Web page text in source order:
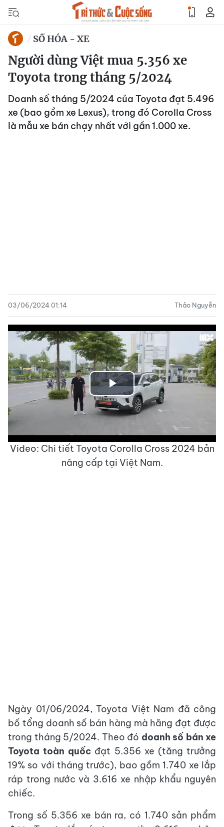
SỐ HÓA - XE
Người dùng Việt mua 5.356 xe
Toyota trong tháng 5/2024
Doanh số tháng 5/2024 của Toyota đạt 5.496
xe (bao gồm xe Lexus), trong đó Corolla Cross
là mẫu xe bán chạy nhất với gần 1.000 xe.
03/06/2024 01:14 Thảo Nguyễn
Play
Video
Video: Chi tiết Toyota Corolla Cross 2024 bản
nâng cấp tại Việt Nam.
Ngày 01/06/2024, Toyota Việt Nam đã công
bố tổng doanh số bán hàng mà hãng đạt được
trong tháng 5/2024. Theo đó doanh số bán xe
Toyota toàn quốc đạt 5.356 xe (tăng trưởng
19% so với tháng trước), bao gồm 1.740 xe lắp
ráp trong nước và 3.616 xe nhập khẩu nguyên
chiếc.
Trong số 5.356 xe bán ra, có 1.740 sản phẩm